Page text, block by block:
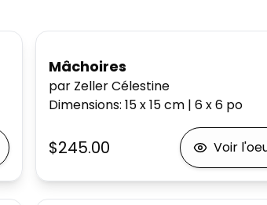
Mâchoires
par Zeller Célestine
Dimensions:15 x 15cm |6 x 6 po
$245.00 Voir